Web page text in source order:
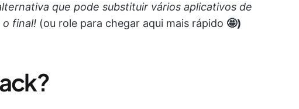
que pode substituir vários aplicativos de
o final! (ou role para chegar aqui mais rápido 🤩)